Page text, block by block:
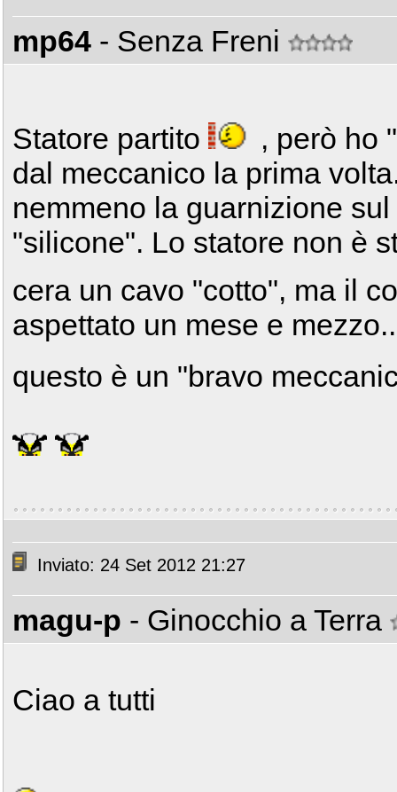
mp64 - Senza Freni
Statore partito
, però ho
dal meccanico la prima
nemmeno la guarnizione
"silicone". Lo statore non è
cera un cavo "cotto", ma il
aspettato un mese e
questo è un "bravo
Inviato: 24 Set 2012 21:27
magu-p - Ginocchio a Terra
Ciao a tutti